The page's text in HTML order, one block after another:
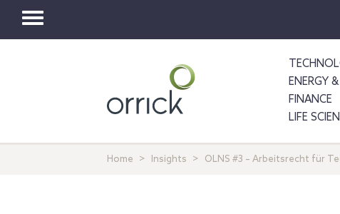
Toggle
ENERGY
FINANCE
LIFE
Home Insights OLNS #3 – Arbeitsrecht für